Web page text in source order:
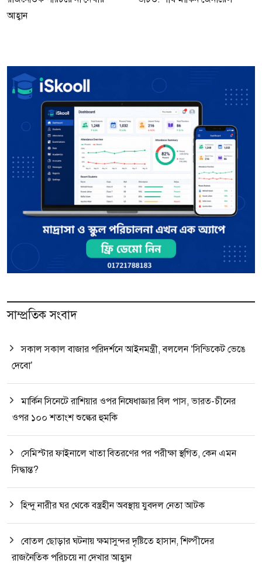
আহ্বান
সাম্প্রতিক সংবাদ
সকাল সকাল বাজার পরিদর্শনে আইনমন্ত্রী, বললেন ‘সিন্ডিকেট ভেঙে
দেবো’
মার্কিন সিনেটে রাশিয়ার ওপর নিষেধাজ্ঞার বিল পাস, ভারত-চীনের
ওপর ১০০ শতাংশ শুল্কের হুমকি
সেমিস্টার ফাইনালে খাতা বিতরণের পর পরীক্ষা স্থগিত, কেন এমন
সিদ্ধান্ত?
হিন্দু নারীর ঘর থেকে বস্ত্রহীন অবস্থায় যুবদল নেতা আটক
বোতল ছোড়ার ঘটনায় ক্ষমাসুন্দর দৃষ্টিতে হাসান, শিল্পীদের
রাজনৈতিক পরিচয়ে না দেখার আহ্বান